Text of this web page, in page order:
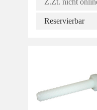
Reservierbar